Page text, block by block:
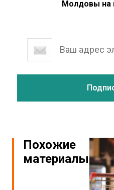
Молдовы на
Похожие
материалы